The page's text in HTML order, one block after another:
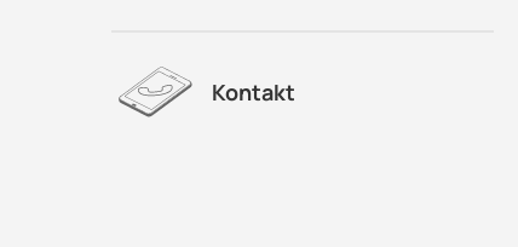
Kontakt